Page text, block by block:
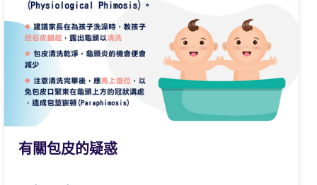
有關包皮的疑惑